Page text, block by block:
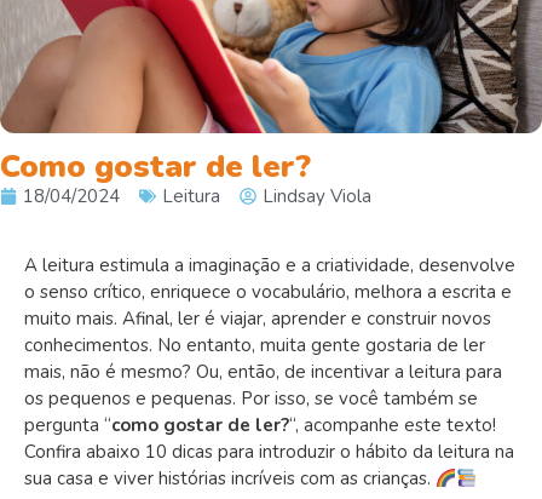
Como gostar de ler?
18/04/2024 Leitura Lindsay Viola
A leitura estimula a imaginação e a criatividade, desenvolve
o senso crítico, enriquece o vocabulário, melhora a escrita e
muito mais. Afinal, ler é viajar, aprender e construir novos
conhecimentos. No entanto, muita gente gostaria de ler
mais, não é mesmo? Ou, então, de incentivar a leitura para
os pequenos e pequenas. Por isso, se você também se
pergunta “como gostar de ler?“, acompanhe este texto!
Confira abaixo 10 dicas para introduzir o hábito da leitura na
sua casa e viver histórias incríveis com as crianças.